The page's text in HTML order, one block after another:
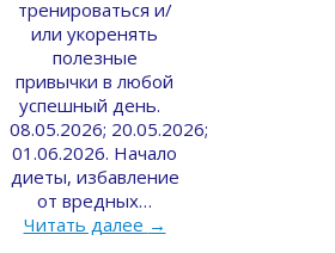
тренироваться и/
или укоренять
полезные
привычки в любой
успешный день.
08.05.2026; 20.05.2026;
01.06.2026. Начало
диеты, избавление
от вредных…
Читать далее →